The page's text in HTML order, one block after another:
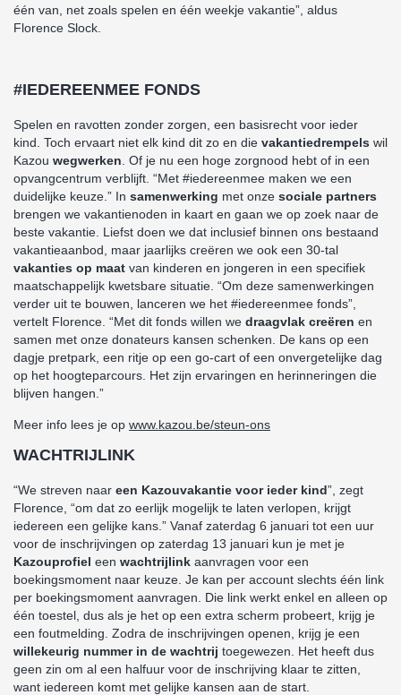
één van, net zoals spelen en één weekje vakantie”, aldus
Florence Slock.
#IEDEREENMEE FONDS
Spelen en ravotten zonder zorgen, een basisrecht voor ieder
kind. Toch ervaart niet elk kind dit zo en die vakantiedrempels wil
Kazou wegwerken . Of je nu een hoge zorgnood hebt of in een
opvangcentrum verblijft. “Met #iedereenmee maken we een
duidelijke keuze.” In samenwerking met onze sociale partners
brengen we vakantienoden in kaart en gaan we op zoek naar de
beste vakantie. Liefst doen we dat inclusief binnen ons bestaand
vakantieaanbod, maar jaarlijks creëren we ook een 30-tal
vakanties op maat van kinderen en jongeren in een specifiek
maatschappelijk kwetsbare situatie. “Om deze samenwerkingen
verder uit te bouwen, lanceren we het #iedereenmee fonds”,
vertelt Florence. “Met dit fonds willen we draagvlak creëren en
samen met onze donateurs kansen schenken. De kans op een
dagje pretpark, een ritje op een go-cart of een onvergetelijke dag
op het hoogteparcours. Het zijn ervaringen en herinneringen die
blijven hangen.”
Meer info lees je op www.kazou.be/steun-ons
WACHTRIJLINK
“We streven naar een Kazouvakantie voor ieder kind”, zegt
Florence, “om dat zo eerlijk mogelijk te laten verlopen, krijgt
iedereen een gelijke kans.” Vanaf zaterdag 6 januari tot een uur
voor de inschrijvingen op zaterdag 13 januari kun je met je
Kazouprofiel een wachtrijlink aanvragen voor een
boekingsmoment naar keuze. Je kan per account slechts één link
per boekingsmoment aanvragen. Die link werkt enkel en alleen op
één toestel, dus als je het op een extra scherm probeert, krijg je
een foutmelding. Zodra de inschrijvingen openen, krijg je een
willekeurig nummer in de wachtrij toegewezen. Het heeft dus
geen zin om al een halfuur voor de inschrijving klaar te zitten,
want iedereen komt met gelijke kansen aan de start.